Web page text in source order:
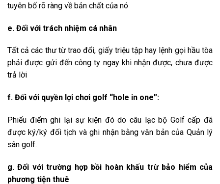
tuyên bố rõ ràng về bản chất của nó
e. Đối với trách nhiệm cá nhân
Tất cả các thư từ trao đổi, giấy triệu tập hay lệnh gọi hầu tòa
phải được gửi đến công ty ngay khi nhận được, chưa được
trả lời
f. Đối với quyền lợi chơi golf “hole in one”:
Phiếu điểm ghi lại sự kiện đó do câu lạc bộ Golf cấp đã
được ký/ký đối tịch và ghi nhận bằng văn bản của Quản lý
sân golf.
g. Đối với trường hợp bồi hoàn khấu trừ bảo hiểm của
phương tiện thuê